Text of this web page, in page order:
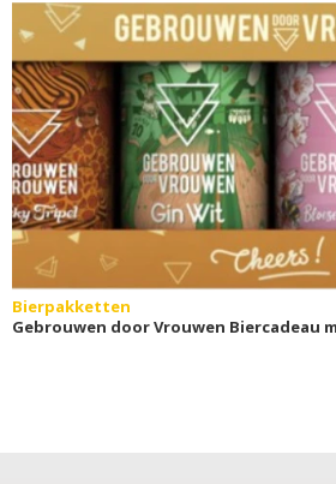
Bierpakketten
Gebrouwen door Vrouwen Biercadeau